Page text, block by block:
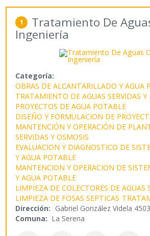
1 Tratamiento De
Ingeniería
Categoría:
OBRAS DE ALCANTARILLADO Y AGUA
TRATAMIENTO DE AGUAS SERVIDAS Y
PROYECTOS DE AGUA POTABLE
DISEÑO Y FORMULACION DE
MANTENCIÓN Y OPERACIÓN DE
SERVIDAS Y OSMOSIS
EVALUACION Y DIAGNOSTICO DE
Y AGUA POTABLE
MANTENCION Y OPERACION DE
Y AGUA POTABLE
LIMPIEZA DE COLECTORES DE AGUAS
LIMPIEZA DE FOSAS SEPTICAS
Dirección: Gabriel González Videla 4503
Comuna: La Serena